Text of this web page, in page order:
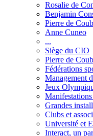
Rosalie de
Benjamin
Pierre de
Anne Cuneo
...
Siège du CIO
Pierre de
Fédérations
Management
Jeux
Grandes
Clubs et
Université et
Interact, un